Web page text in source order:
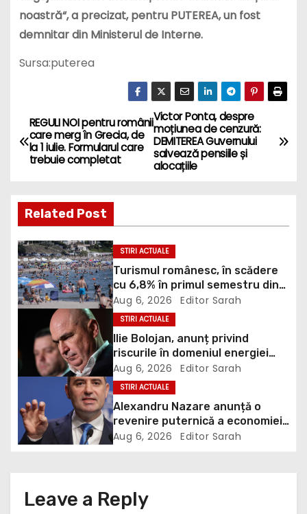
noastră“, a precizat, pentru PUTEREA, un fost
demnitar din Ministerul de Interne.
Sursa:puterea
P
o
t
n
a
v
g
a
t
i
n
Victor Ponta, despre
moțiunea de cenzură:
DEMITEREA Guvernului
salvează pensiile și
alocațiile
REGULI NOI pentru românii
care merg în Grecia, de
la 1 iulie. Formularul care
trebuie completat
Related Post
STIRI ACTUALE
Turismul românesc, în scădere
cu 6,8% în primul semestru din
2026
Aug 6, 2026 Editor Sarah
STIRI ACTUALE
Ilie Bolojan, anunț privind
riscurile în domeniul energiei
electrice. Ce a decis Guvernul
Aug 6, 2026 Editor Sarah
STIRI ACTUALE
Alexandru Nazare anunță o
revenire puternică a economiei
în 2027: Inflația va scădea,
Aug 6, 2026 Editor Sarah
Leave a Reply